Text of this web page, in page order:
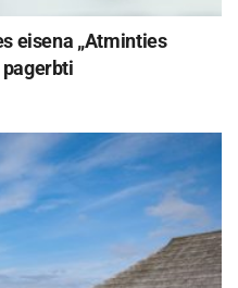
registruojamos?
šiaurietiškąjį
nubėgti, slidėmis,
(galima naudotis ir
ėjimą, bėgimą,
žingsniai.
eisena „Atminties